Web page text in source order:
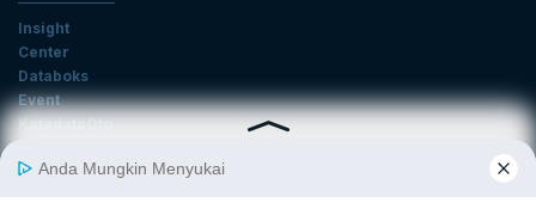
Insight
Center
Databoks
Event
KatadataOto